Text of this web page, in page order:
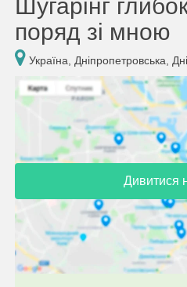
Шугарінг
поряд зі мною
Україна, Дніпропетровська,
Дивитися